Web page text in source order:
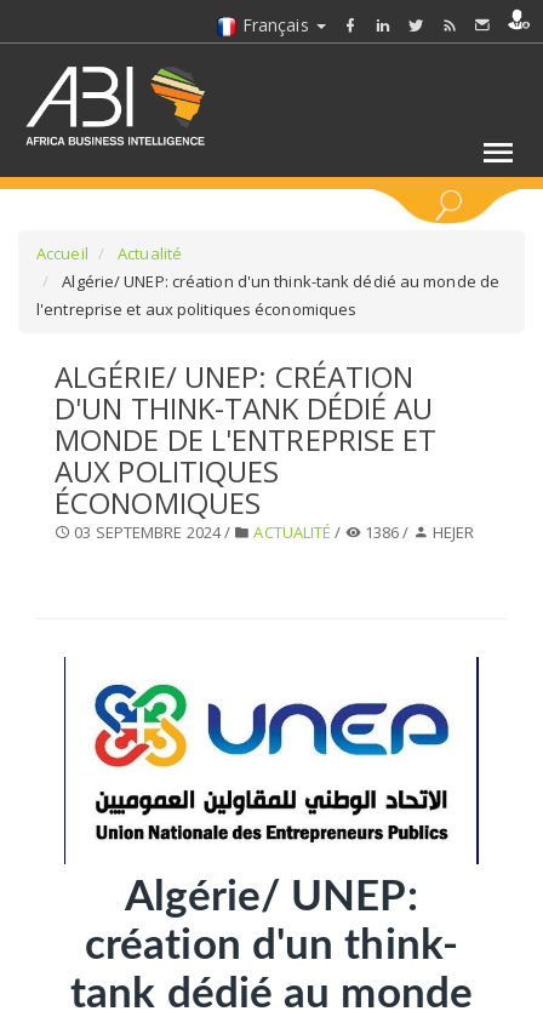
Français
SÉLECTIONNEZ UN DOSSIER
SELECTIONNEZ UNE SECTION
SÉLECTIONNEZ UNE CATÉGORIE
Accueil
Actualité
Algérie/ UNEP: création d'un think-tank dédié au monde de
l'entreprise et aux politiques économiques
ALGÉRIE/ UNEP: CRÉATION
D'UN THINK-TANK DÉDIÉ AU
MONDE DE L'ENTREPRISE ET
AUX POLITIQUES
ÉCONOMIQUES
03 SEPTEMBRE 2024 / ACTUALITÉ / 1386 / HEJER
Algérie/ UNEP:
création d'un think-
tank dédié au monde